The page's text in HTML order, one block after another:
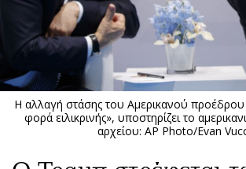
Πολιτική
Βουλευτικές 2026
Εκλογές 2024
Προεδρικές 2023
Δημοσκοπήσεις
Διπλωματία
The Hill
Υγεία
Αγγελίες
Ζητούν
Θέσεις
Η αλλαγή στάσης του Αμερικανού προέδρου
φορά ειλικρινής», υποστηρίζει το
αρχείου: AP Photo/Evan